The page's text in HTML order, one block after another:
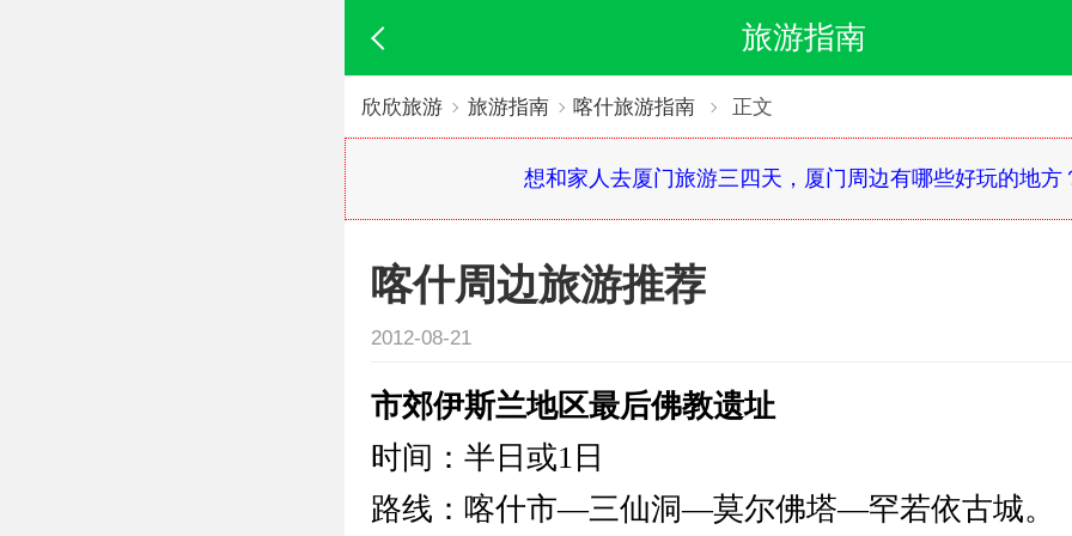
旅游指南
欣欣旅游 旅游指南 喀什旅游指南 正文
想和家人去厦门旅游三四天，厦门周边有哪些好玩的地方
喀什周边旅游推荐
2012-08-21
市郊伊斯兰地区最后佛教遗址
时间：半日或1日
路线：喀什市—三仙洞—莫尔佛塔—罕若依古城。